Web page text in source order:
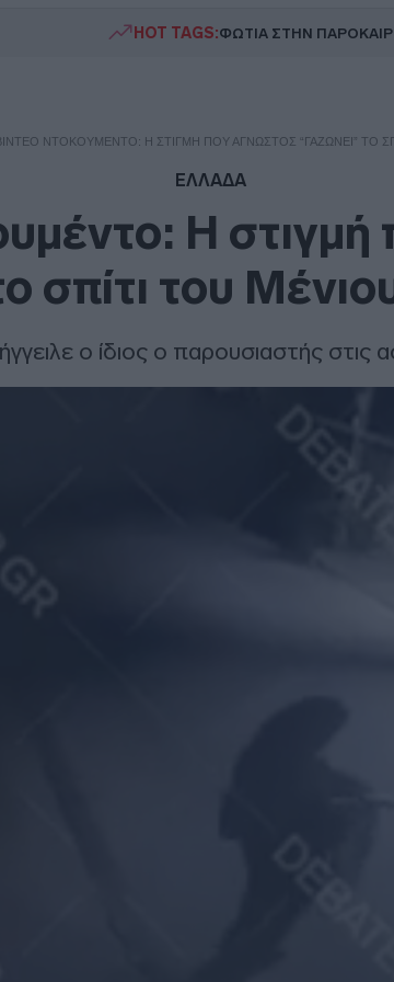
HOT TAGS:ΦΩΤΙΑ ΣΤΗΝ ΠΑΡΟ
ΝΤΟΚΟΥΜΈΝΤΟ: Η ΣΤΙΓΜΉ ΠΟΥ ΆΓΝΩΣΤΟΣ “ΓΑΖΏΝΕΙ” ΤΟ
ΕΛΛΑΔΑ
Η
σπίτι του
ο ίδιος ο παρουσιαστής στις